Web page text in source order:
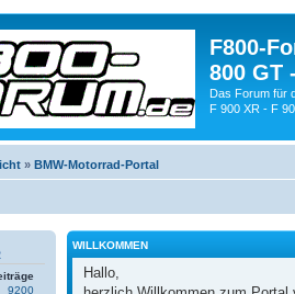
F800-
800 GT
Das Forum für
F 900 XR - F
» BMW-Motorrad-Portal
9200
WILLKOMMEN
Hallo,